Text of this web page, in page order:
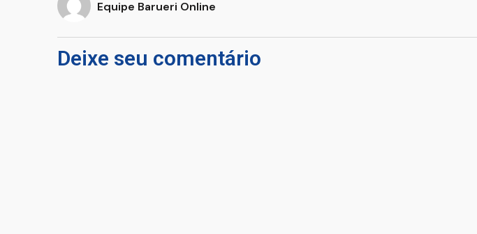
Equipe Barueri Online
Deixe seu comentário